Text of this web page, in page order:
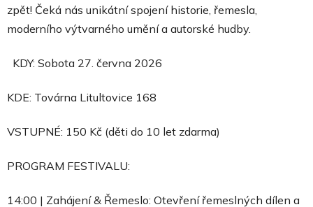
zpět! Čeká nás unikátní spojení historie, řemesla,
moderního výtvarného umění a autorské hudby.
KDY: Sobota 27. června 2026
KDE: Továrna Litultovice 168
VSTUPNÉ: 150 Kč (děti do 10 let zdarma)
PROGRAM FESTIVALU:
14:00 | Zahájení & Řemeslo: Otevření řemeslných dílen a